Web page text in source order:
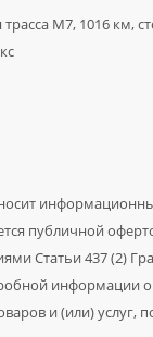
М7, 1016 км,
публичной
Статьи 437 (2)
информации
и (или) услуг,